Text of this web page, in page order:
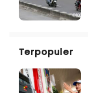
Terpopuler